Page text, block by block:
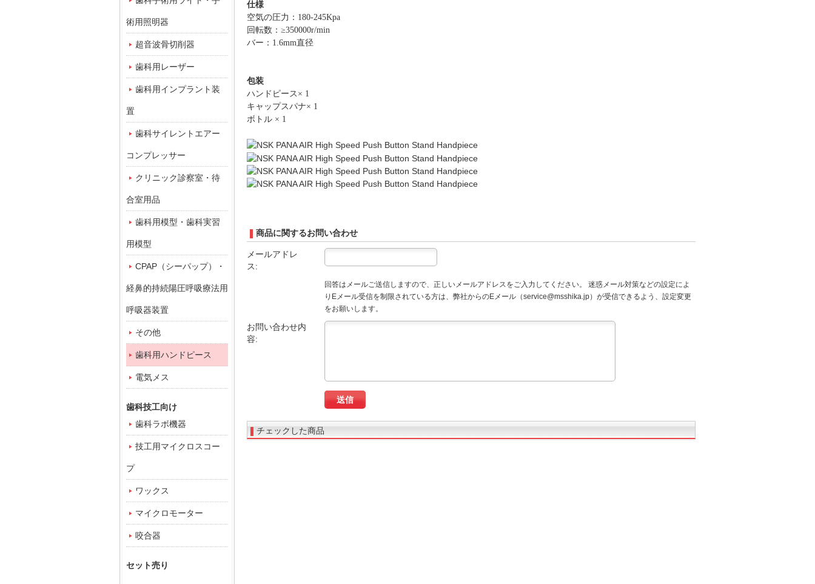
仕様
空気の圧力：180-245Kpa
回転数：≥350000r/min
バー：1.6mm直径
包装
ハンドピース× 1
キャップスパナ× 1
ボトル × 1
商品に関するお問い合わせ
メールアドレ
ス:
回答はメールご送信しますので、正しいメールアドレスをご入力してください。 迷惑メール対策などの設定によ
りEメール受信を制限されている方は、弊社からのEメール（service@msshika.jp）が受信できるよう、設定変更
をお願いします。
お問い合わせ内
容:
チェックした商品
術用照明器
超音波骨切削器
歯科用レーザー
歯科用インプラント装
置
歯科サイレントエアー
コンプレッサー
クリニック診察室・待
合室用品
歯科用模型・歯科実習
用模型
CPAP（シーパップ）・
経鼻的持続陽圧呼吸療法用
呼吸器装置
その他
歯科用ハンドピース
電気メス
歯科技工向け
歯科ラボ機器
技工用マイクロスコー
プ
ワックス
マイクロモーター
咬合器
セット売り